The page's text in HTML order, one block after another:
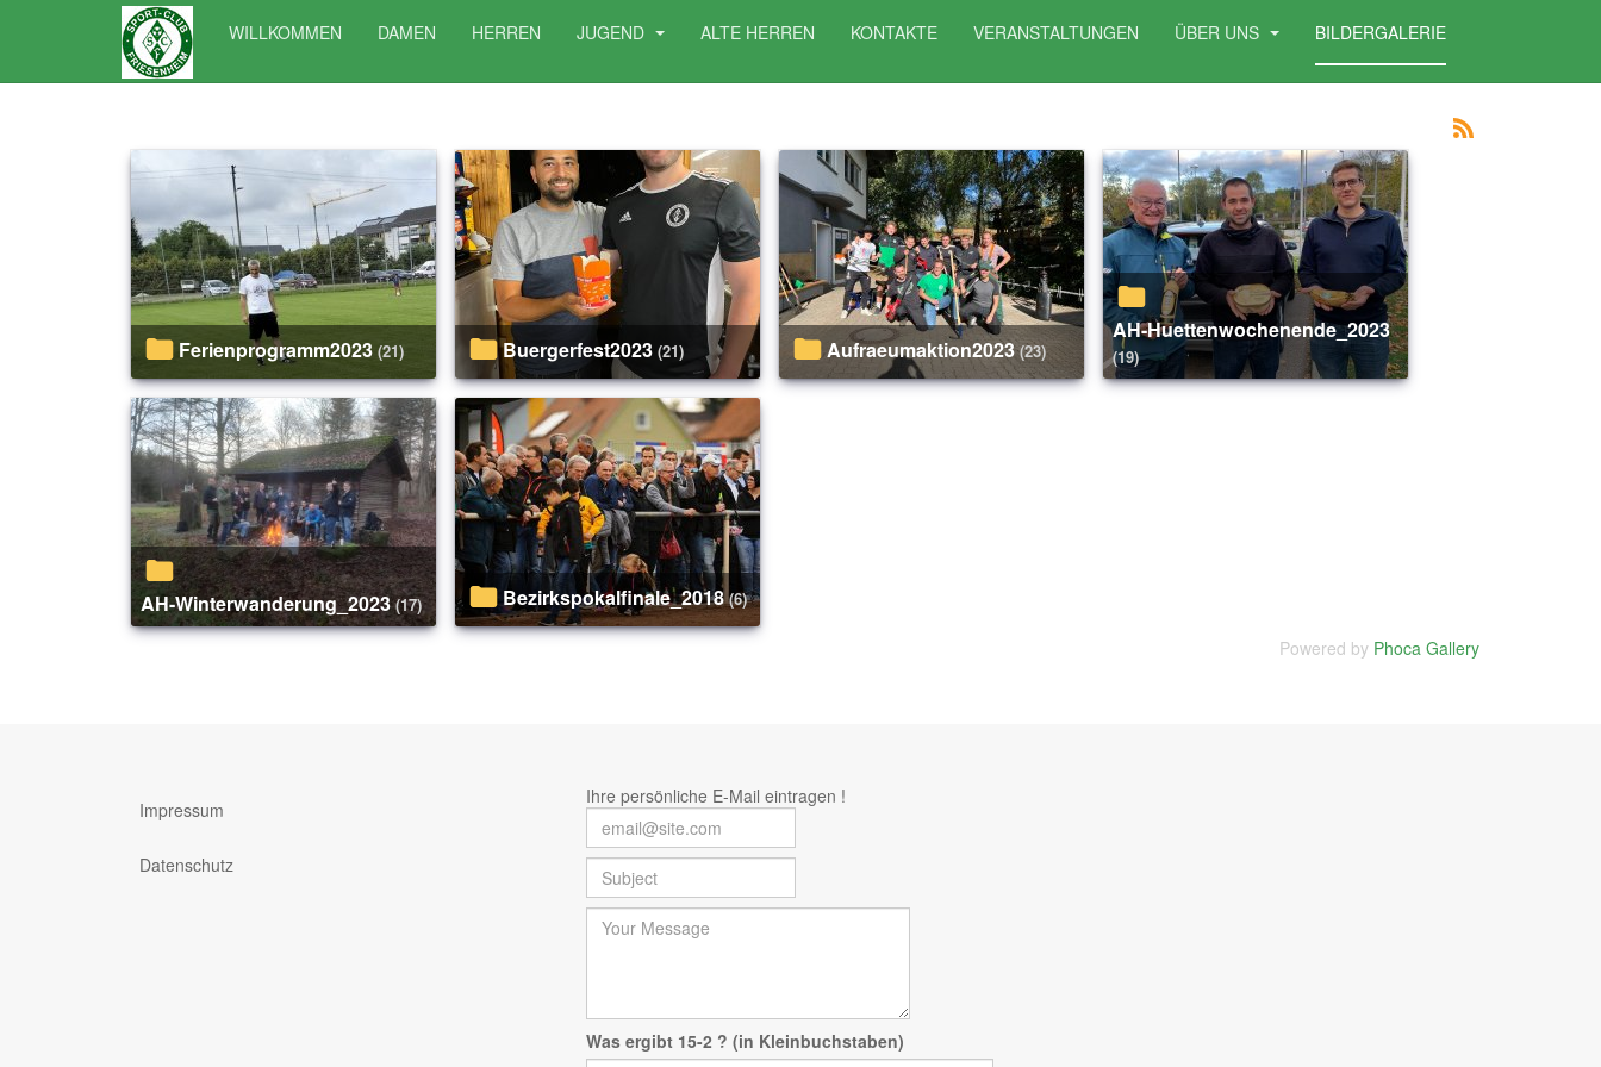
WILLKOMMEN DAMEN HERREN JUGEND ALTE HERREN KONTAKTE VERANSTALTUNGEN ÜBER UNS BILDERGALERIE
Ferienprogramm2023 (21) Buergerfest2023 (21) Aufraeumaktion2023 (23)
AH-Huettenwochenende_2023
(19)
AH-Winterwanderung_2023 (17) Bezirkspokalfinale_2018 (6)
Powered by Phoca Gallery
Impressum
Datenschutz
Ihre persönliche E-Mail eintragen !
Was ergibt 15-2 ? (in Kleinbuchstaben)